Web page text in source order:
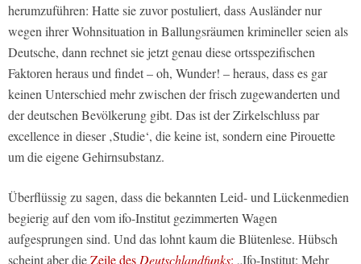
herumzuführen: Hatte sie zuvor postuliert, dass Ausländer nur
wegen ihrer Wohnsituation in Ballungsräumen krimineller seien als
Deutsche, dann rechnet sie jetzt genau diese ortsspezifischen
Faktoren heraus und findet – oh, Wunder! – heraus, dass es gar
keinen Unterschied mehr zwischen der frisch zugewanderten und
der deutschen Bevölkerung gibt. Das ist der Zirkelschluss par
excellence in dieser ‚Studie‘, die keine ist, sondern eine Pirouette
um die eigene Gehirnsubstanz.
Überflüssig zu sagen, dass die bekannten Leid- und Lückenmedien
begierig auf den vom ifo-Institut gezimmerten Wagen
aufgesprungen sind. Und das lohnt kaum die Blütenlese. Hübsch
scheint aber dieZeile des Deutschlandfunks: „Ifo-Institut: Mehr